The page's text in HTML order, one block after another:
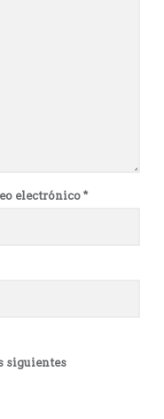
electrónico*
siguientes